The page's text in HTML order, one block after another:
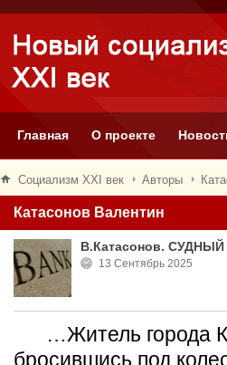
Главная О проекте
Социализм XXI век Авторы
Катасонов Валентин
В.Катасонов.
13 Сентябрь 2025
…Житель города
бросившись под